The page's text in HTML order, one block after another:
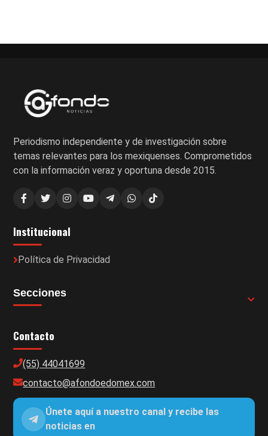
Periodismo independiente y de investigación sobre
temas relevantes para los mexiquenses. Comprometidos
con la información veraz y oportuna desde 2015.
Institucional
Política de Privacidad
Secciones
Contacto
(55) 44041699
contacto@afondoedomex.com
Únete aquí a nuestro canal y recibe las
noticias en